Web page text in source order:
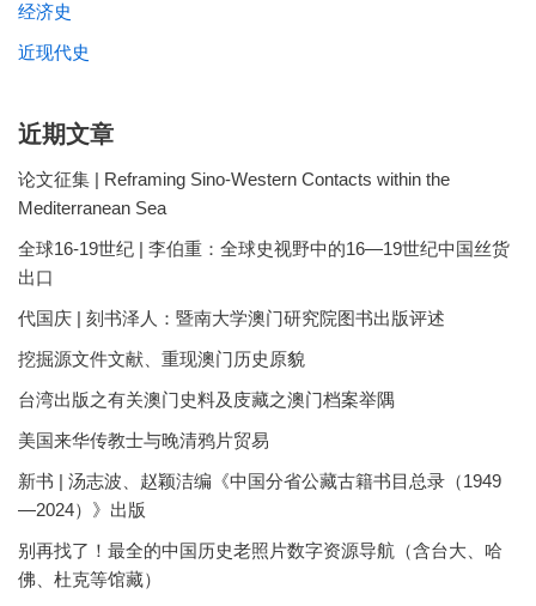
经济史
近现代史
近期文章
论文征集 | Reframing Sino-Western Contacts within the
Mediterranean Sea
全球16-19世纪 | 李伯重：全球史视野中的16—19世纪中国丝货
出口
代国庆 | 刻书泽人：暨南大学澳门研究院图书出版评述
挖掘源文件文献、重现澳门历史原貌
台湾出版之有关澳门史料及庋藏之澳门档案举隅
美国来华传教士与晚清鸦片贸易
新书 | 汤志波、赵颖洁编《中国分省公藏古籍书目总录（1949
—2024）》出版
别再找了！最全的中国历史老照片数字资源导航（含台大、哈
佛、杜克等馆藏）